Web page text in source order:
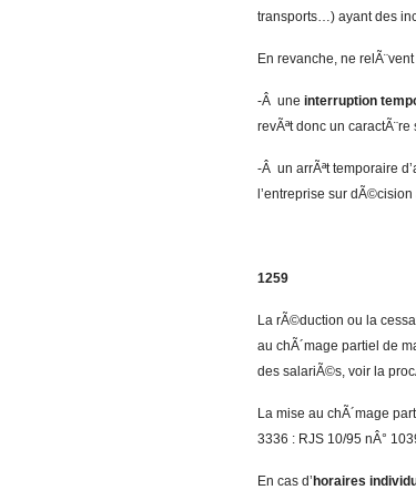
transports…) ayant des
En revanche, ne
-Â une interruption
revÃªt donc un
-Â un arrÃªt temporaire
l’entreprise sur
1259
La rÃ©duction ou la
au chÃ´mage partiel de
des salariÃ©s, voir la
La mise au chÃ´mage
3336 : RJS 10/95 nÂ°
En cas d’ horaires